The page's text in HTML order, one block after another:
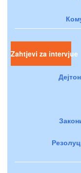
Zahtjevi za intervjue